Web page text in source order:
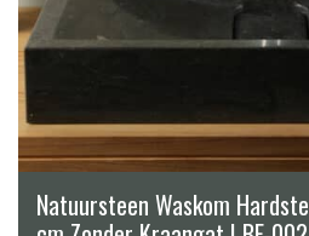
Natuursteen Waskom